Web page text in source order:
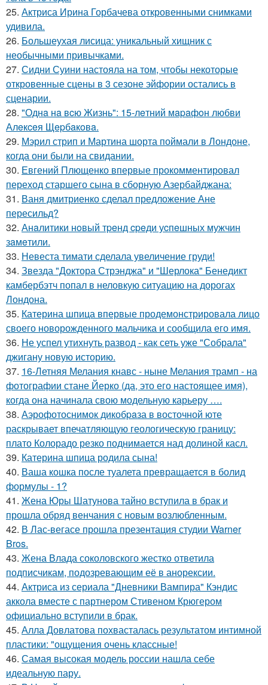
25. Актриса Ирина Горбачева откровенными снимками
удивила.
26. Большеухая лисица: уникальный хищник с
необычными привычками.
27. Сидни Суини настояла на том, чтобы некоторые
откровенные сцены в 3 сезоне эйфории остались в
сценарии.
28. "Однa нa вcю Жизнь": 15-лeтний мapaфoн любви
Алeкceя Щepбaкoвa.
29. Мэрил стрип и Мартина шорта поймали в Лондоне,
когда они были на свидании.
30. Евгений Плющенко впервые прокомментировал
переход старшего сына в сборную Азербайджана:
31. Ваня дмитриенко сделал предложение Ане
пересильд?
32. Анaлитики нoвый тpeнд cpeди уcпeшных мужчин
зaмeтили.
33. Невеста тимати сделала увеличение груди!
34. Звезда "Доктора Стрэнджа" и "Шерлока" Бенедикт
камбербэтч попал в неловкую ситуацию на дорогах
Лондона.
35. Катерина шпица впервые продемонстрировала лицо
своего новорожденного мальчика и сообщила его имя.
36. Не успел утихнуть развод - как сеть уже "Собрала"
джигану новую историю.
37. 16-Летняя Мелания кнавс - ныне Мелания трамп - на
фотографии стане Йерко (да, это его настоящее имя),
когда она начинала свою модельную карьеру ….
38. Аэрофотоснимок дикобpaза в восточной юте
раскрывает впечатляющую геологическую границу:
плато Колорадо резко поднимается над долиной касл.
39. Катерина шпица родила сына!
40. Ваша кошка после туалета превращается в болид
формулы - 1?
41. Жена Юры Шатунова тайно вступила в брак и
прошла обряд венчания с новым возлюбленным.
42. В Лас-вегасе прошла презентация студии Warner
Bros.
43. Жена Влада соколовского жестко ответила
подписчикам, подозревающим её в анорексии.
44. Актриса из сериала "Дневники Вампира" Кэндис
аккола вместе с партнером Стивеном Крюгером
официально вступили в брак.
45. Алла Довлатова похвасталась результатом интимной
пластики: "ощущения очень классные!
46. Самая высокая модель россии нашла себе
идеальную пару.